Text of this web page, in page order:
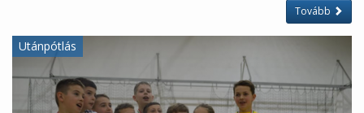
Tovább
Utánpótlás